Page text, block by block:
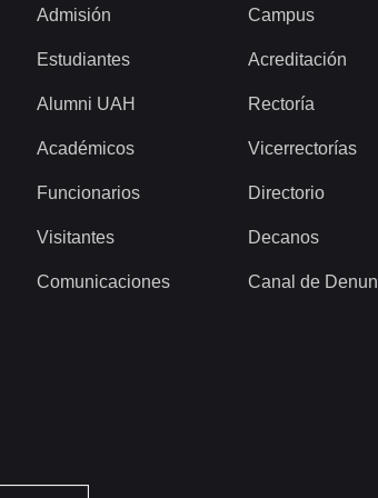
Admisión
Estudiantes
Alumni UAH
Académicos
Funcionarios
Visitantes
Comunicaciones
Campus
Acreditación
Rectoría
Vicerrectorías
Directorio
Decanos
Canal de